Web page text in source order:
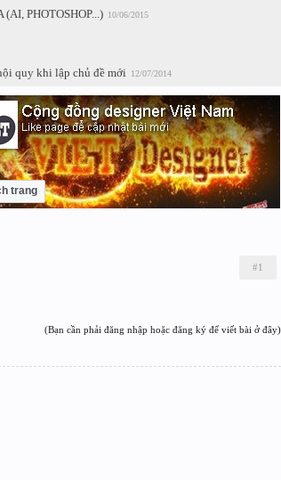
PHOTOSHOP...) 10/06/2015
quy khi lập chủ đề mới 12/07/2014
trang
#1
(Bạn cần phải đăng nhập hoặc đăng ký để viết bài ở đây)